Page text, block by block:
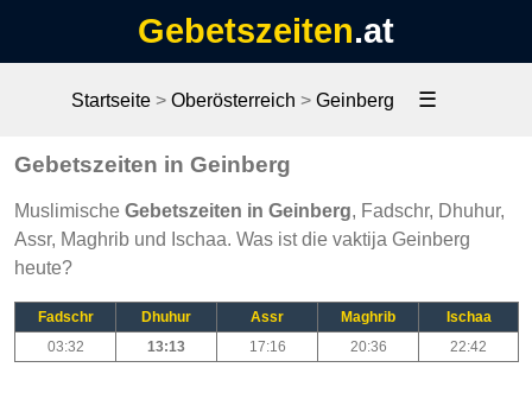
Gebetszeiten.at
Startseite > Oberösterreich > Geinberg ☰
Gebetszeiten in Geinberg
Muslimische Gebetszeiten in Geinberg, Fadschr, Dhuhur,
Assr, Maghrib und Ischaa. Was ist die vaktija Geinberg
heute?
Fadschr Dhuhur Assr Maghrib
Ischaa
03:32
13:13 17:16 20:36 22:42